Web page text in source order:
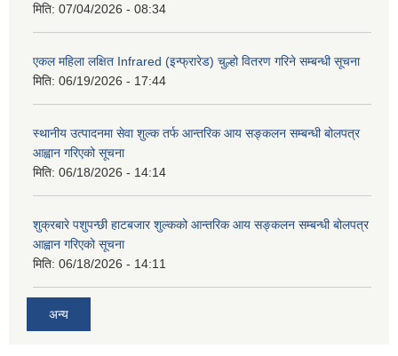
मिति: 07/04/2026 - 08:34
एकल महिला लक्षित Infrared (इन्फ्रारेड) चुल्हो वितरण गरिने सम्बन्धी सूचना
मिति: 06/19/2026 - 17:44
स्थानीय उत्पादनमा सेवा शुल्क तर्फ आन्तरिक आय सङ्कलन सम्बन्धी बोलपत्र
आह्वान गरिएको सूचना
मिति: 06/18/2026 - 14:14
शुक्रबारे पशुपन्छी हाटबजार शुल्कको आन्तरिक आय सङ्कलन सम्बन्धी बोलपत्र
आह्वान गरिएको सूचना
मिति: 06/18/2026 - 14:11
अन्य